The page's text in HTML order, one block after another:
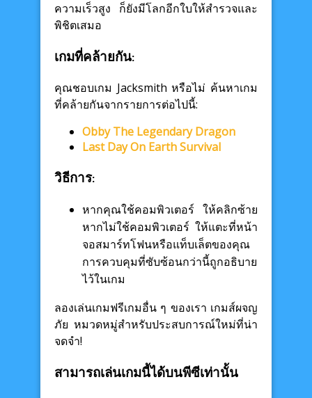
ความเร็วสูง ก็ยังมีโลกอีกใบให้สำรวจและ
พิชิตเสมอ
เกมที่คล้ายกัน:
คุณชอบเกม Jacksmith หรือไม่ ค้นหาเกม
ที่คล้ายกันจากรายการต่อไปนี้:
Obby The Legendary Dragon
Last Day On Earth Survival
วิธีการ:
หากคุณใช้คอมพิวเตอร์ ให้คลิกซ้าย
หากไม่ใช้คอมพิวเตอร์ ให้แตะที่หน้า
จอสมาร์ทโฟนหรือแท็บเล็ตของคุณ
การควบคุมที่ซับซ้อนกว่านี้ถูกอธิบาย
ไว้ในเกม
ลองเล่นเกมฟรีเกมอื่น ๆ ของเรา เกมส์ผจญ
ภัย หมวดหมู่สำหรับประสบการณ์ใหม่ที่น่า
จดจำ!
สามารถเล่นเกมนี้ได้บนพีซีเท่านั้น